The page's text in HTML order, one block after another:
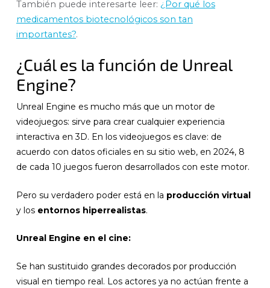
También puede interesarte leer: ¿Por qué los
medicamentos biotecnológicos son tan
importantes?.
¿Cuál es la función de Unreal
Engine?
Unreal Engine es mucho más que un motor de
videojuegos: sirve para crear cualquier experiencia
interactiva en 3D. En los videojuegos es clave: de
acuerdo con datos oficiales en su sitio web, en 2024, 8
de cada 10 juegos fueron desarrollados con este motor.
Pero su verdadero poder está en la producción virtual
y los entornos hiperrealistas.
Unreal Engine en el cine:
Se han sustituido grandes decorados por producción
visual en tiempo real. Los actores ya no actúan frente a